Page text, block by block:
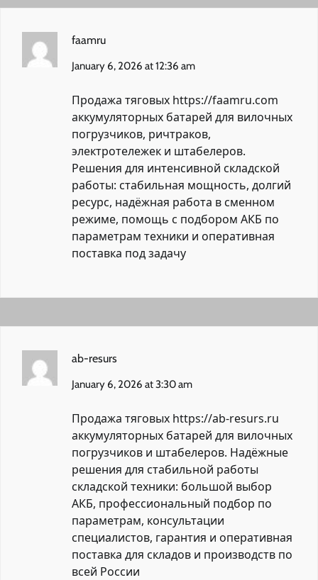
faamru
January 6, 2026 at 12:36 am
Продажа тяговых https://faamru.com
аккумуляторных батарей для вилочных
погрузчиков, ричтраков,
электротележек и штабелеров.
Решения для интенсивной складской
работы: стабильная мощность, долгий
ресурс, надёжная работа в сменном
режиме, помощь с подбором АКБ по
параметрам техники и оперативная
поставка под задачу
ab-resurs
January 6, 2026 at 3:30 am
Продажа тяговых https://ab-resurs.ru
аккумуляторных батарей для вилочных
погрузчиков и штабелеров. Надёжные
решения для стабильной работы
складской техники: большой выбор
АКБ, профессиональный подбор по
параметрам, консультации
специалистов, гарантия и оперативная
поставка для складов и производств по
всей России